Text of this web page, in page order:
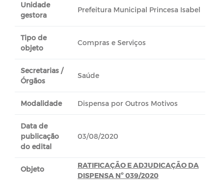
Unidade
gestora
Prefeitura Municipal Princesa Isabel
Tipo de
objeto
Compras e Serviços
Secretarias /
Órgãos
Saúde
Modalidade Dispensa por Outros Motivos
Data de
publicação
do edital
03/08/2020
Objeto
RATIFICAÇÃO E ADJUDICAÇÃO DA
DISPENSA Nº 039/2020